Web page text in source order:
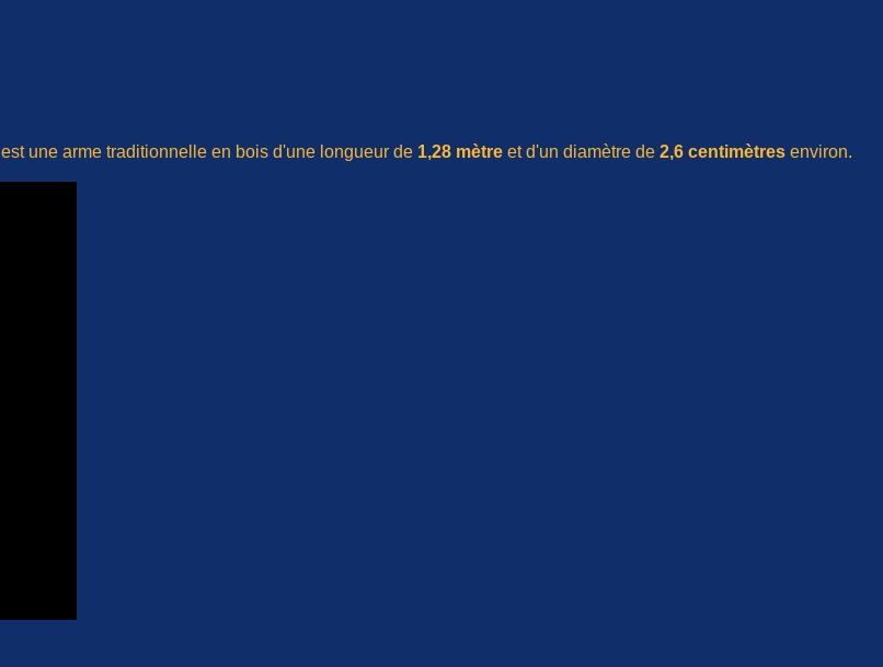
est une arme traditionnelle en bois d'une longueur de 1,28 mètre et d'un diamètre de 2,6 centimètres environ.